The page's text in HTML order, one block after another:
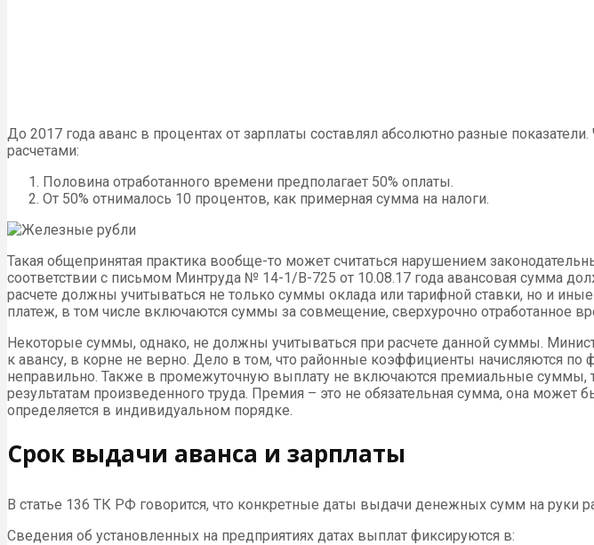
До 2017 года аванс в процентах от зарплаты составлял абсолютно разные
расчетами:
Половина отработанного времени предполагает 50% оплаты.
От 50% отнималось 10 процентов, как примерная сумма на налоги.
Такая общепринятая практика вообще-то может считаться нарушением
соответствии с письмом Минтруда № 14-1/В-725 от 10.08.17 года авансовая сумма
расчете должны учитываться не только суммы оклада или тарифной ставки, но и
платеж, в том числе включаются суммы за совмещение, сверхурочно отработанное
Некоторые суммы, однако, не должны учитываться при расчете данной суммы.
к авансу, в корне не верно. Дело в том, что районные коэффициенты начисляются по
неправильно. Также в промежуточную выплату не включаются премиальные суммы,
результатам произведенного труда. Премия – это не обязательная сумма, она
определяется в индивидуальном порядке.
Срок выдачи аванса и зарплаты
В статье 136 ТК РФ говорится, что конкретные даты выдачи денежных сумм на руки
Сведения об установленных на предприятиях датах выплат фиксируются в: